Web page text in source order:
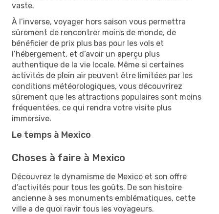
vaste.
À l’inverse, voyager hors saison vous permettra
sûrement de rencontrer moins de monde, de
bénéficier de prix plus bas pour les vols et
l’hébergement, et d’avoir un aperçu plus
authentique de la vie locale. Même si certaines
activités de plein air peuvent être limitées par les
conditions météorologiques, vous découvrirez
sûrement que les attractions populaires sont moins
fréquentées, ce qui rendra votre visite plus
immersive.
Le temps à Mexico
Choses à faire à Mexico
Découvrez le dynamisme de Mexico et son offre
d’activités pour tous les goûts. De son histoire
ancienne à ses monuments emblématiques, cette
ville a de quoi ravir tous les voyageurs.